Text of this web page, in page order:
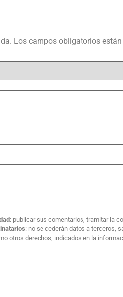
Los campos obligatorios
: publicar sus comentarios, tramitar la
: no se cederán datos a terceros,
otros derechos, indicados en la